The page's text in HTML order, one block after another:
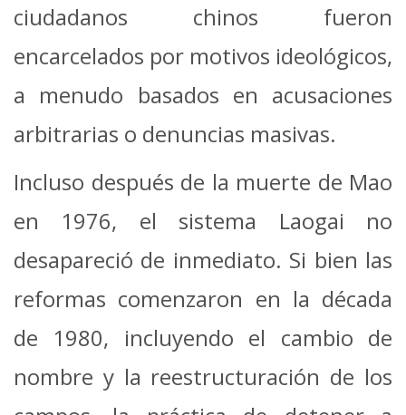
ciudadanos chinos fueron
encarcelados por motivos ideológicos,
a menudo basados ​​en acusaciones
arbitrarias o denuncias masivas.
Incluso después de la muerte de Mao
en 1976, el sistema Laogai no
desapareció de inmediato. Si bien las
reformas comenzaron en la década
de 1980, incluyendo el cambio de
nombre y la reestructuración de los